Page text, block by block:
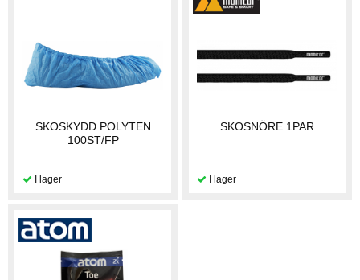
SKOSKYDD POLYTEN
100ST/FP
SKOSNÖRE 1PAR